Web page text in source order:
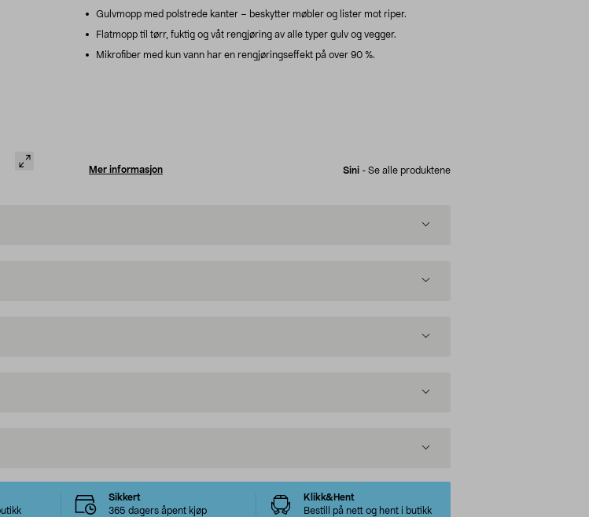
Gulvmopp med polstrede kanter – beskytter møbler og lister mot riper.
Flatmopp til tørr, fuktig og våt rengjøring av alle typer gulv og vegger.
Mikrofiber med kun vann har en rengjøringseffekt på over 90 %.
Mer informasjon Sini - Se alle produktene
Sikkert
365 dagers åpent kjøp
Klikk&Hent
Bestill på nett og hent i butikk